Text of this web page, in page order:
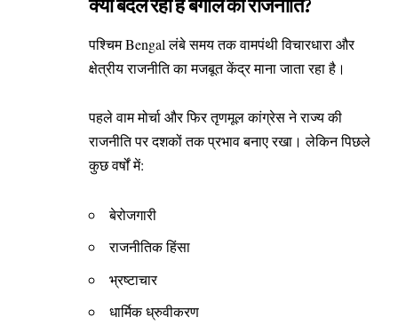
क्या बदल रही है बंगाल की राजनीति?
पश्चिम Bengal लंबे समय तक वामपंथी विचारधारा और
क्षेत्रीय राजनीति का मजबूत केंद्र माना जाता रहा है।
पहले वाम मोर्चा और फिर तृणमूल कांग्रेस ने राज्य की
राजनीति पर दशकों तक प्रभाव बनाए रखा। लेकिन पिछले
कुछ वर्षों में:
बेरोजगारी
राजनीतिक हिंसा
भ्रष्टाचार
धार्मिक ध्रुवीकरण